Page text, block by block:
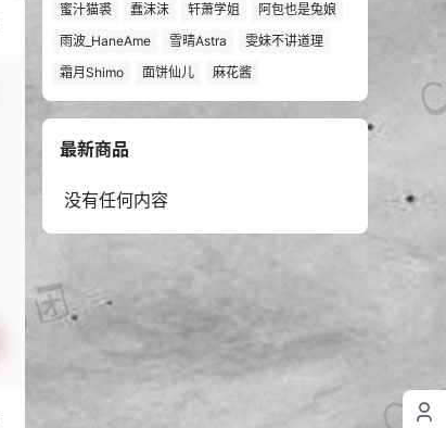
蜜汁猫裘
蠢沫沫 轩萧学姐
阿包也是兔娘
雨波_HaneAme
雪晴Astra
雯妹不讲道理
霜月Shimo
面饼仙儿 麻花酱
最新商品
没有任何内容